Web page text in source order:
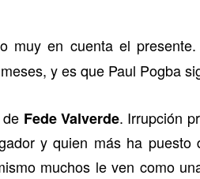
muy en cuenta el
y es que Paul Pogba
Fede Valverde. Irrupción
y quien más ha puesto
muchos le ven como